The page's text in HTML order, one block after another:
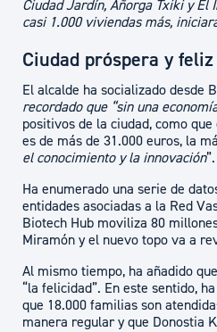
Ciudad Jardín, Añorga Txiki y
casi 1.000 viviendas más,
Ciudad próspera y feliz
El alcalde ha socializado desde
recordado que “sin una
positivos de la ciudad, como
es de más de 31.000 euros, la
el conocimiento y la innovación”.
Ha enumerado una serie de
entidades asociadas a la Red
Biotech Hub moviliza 80
Miramón y el nuevo topo va a
Al mismo tiempo, ha añadido
“la felicidad”. En este sentido,
que 18.000 familias son
manera regular y que Donostia